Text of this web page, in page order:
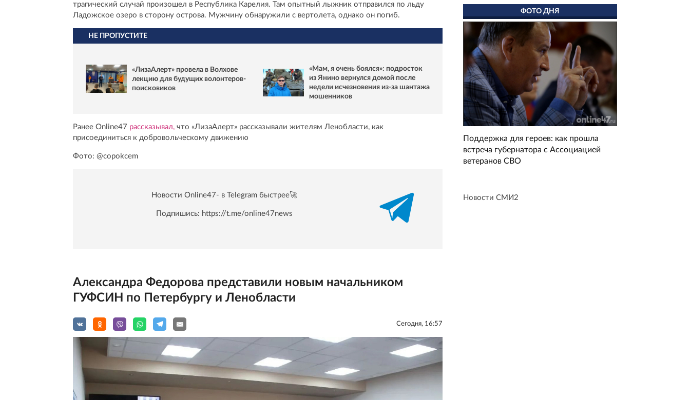
трагический случай произошел в Республика Карелия. Там опытный лыжник отправился по льду
Ладожское озеро в сторону острова. Мужчину обнаружили с вертолета, однако он погиб.
НЕ ПРОПУСТИТЕ
«ЛизаАлерт» провела в Волхове
лекцию для будущих волонтеров-
поисковиков
«Мам, я очень боялся»: подросток
из Янино вернулся домой после
недели исчезновения из-за шантажа
мошенников
Ранее Online47 рассказывал, что «ЛизаАлерт» рассказывали жителям Ленобласти, как
присоединиться к добровольческому движению
Фото: @copokcem
Новости Online47- в Telegram быстрее🚀
Подпишись: https://t.me/online47news
Александра Федорова представили новым начальником
ГУФСИН по Петербургу и Ленобласти
Сегодня, 16:57
ФОТО ДНЯ
Поддержка для героев: как прошла
встреча губернатора с Ассоциацией
ветеранов СВО
Новости СМИ2